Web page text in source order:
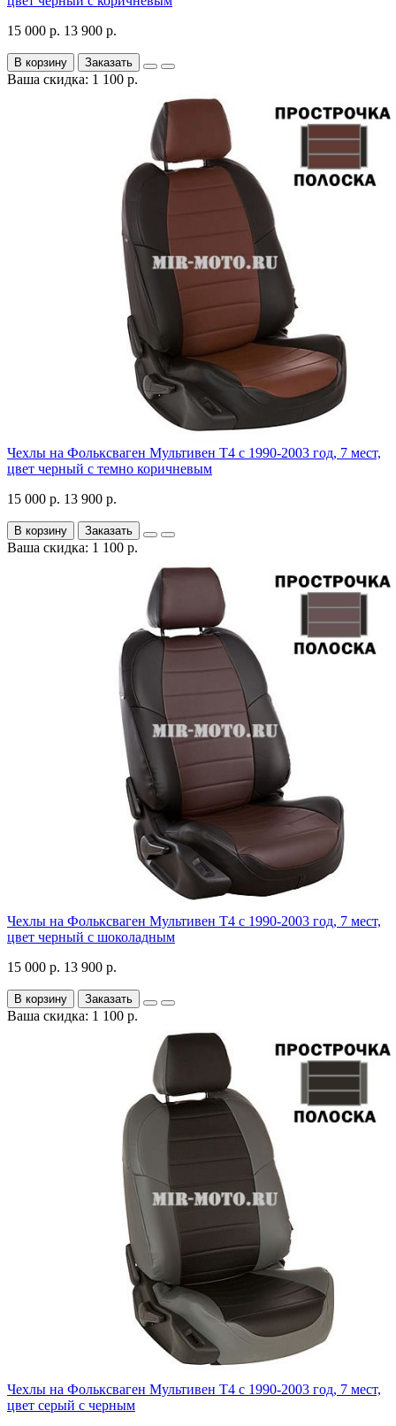
15 000 р. 13 900 р.
В корзину Заказать
Ваша скидка: 1 100 р.
Чехлы на Фольксваген Мультивен Т4 с 1990-2003 год, 7 мест,
цвет черный с темно коричневым
15 000 р. 13 900 р.
В корзину Заказать
Ваша скидка: 1 100 р.
Чехлы на Фольксваген Мультивен Т4 с 1990-2003 год, 7 мест,
цвет черный с шоколадным
15 000 р. 13 900 р.
В корзину Заказать
Ваша скидка: 1 100 р.
Чехлы на Фольксваген Мультивен Т4 с 1990-2003 год, 7 мест,
цвет серый с черным